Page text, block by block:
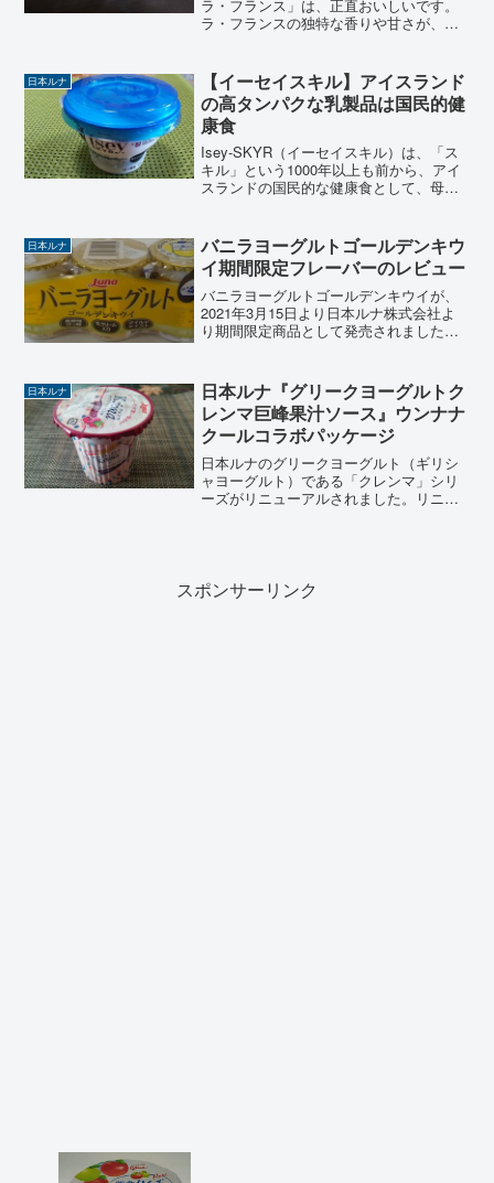
ラ・フランス」は、正直おいしいです。
ラ・フランスの独特な香りや甘さが、バ
美味しさです。でも、この甘さと香りは
「おいしい」ことは間違いな...
日本ルナ
【イーセイスキル】アイスランド
の高タンパクな乳製品は国民的健
康食
Isey-SKYR（イーセイスキル）は、「ス
キル」という1000年以上も前から、アイ
スランドの国民的な健康食として、母か
極圏かかっている国です。「スキル」は
厳しい環境...
日本ルナ
バニラヨーグルトゴールデンキウ
イ期間限定フレーバーのレビュー
バニラヨーグルトゴールデンキウイが、
2021年3月15日より日本ルナ株式会社よ
り期間限定商品として発売されました。
ます。日本ルナの「バニラヨーグルト」
シリーズは、199...
日本ルナ
日本ルナ『グリークヨーグルトク
レンマ巨峰果汁ソース』ウンナナ
クールコラボパッケージ
日本ルナのグリークヨーグルト（ギリシ
ャヨーグルト）である「クレンマ」シリ
ーズがリニューアルされました。リニュ
のかレビュー。
スポンサーリンク